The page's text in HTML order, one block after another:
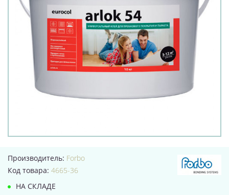
Производитель: Forbo
Код товара: 4665-36
НА СКЛАДЕ